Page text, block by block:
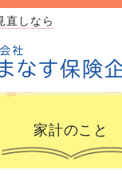
直しなら
家計のこと